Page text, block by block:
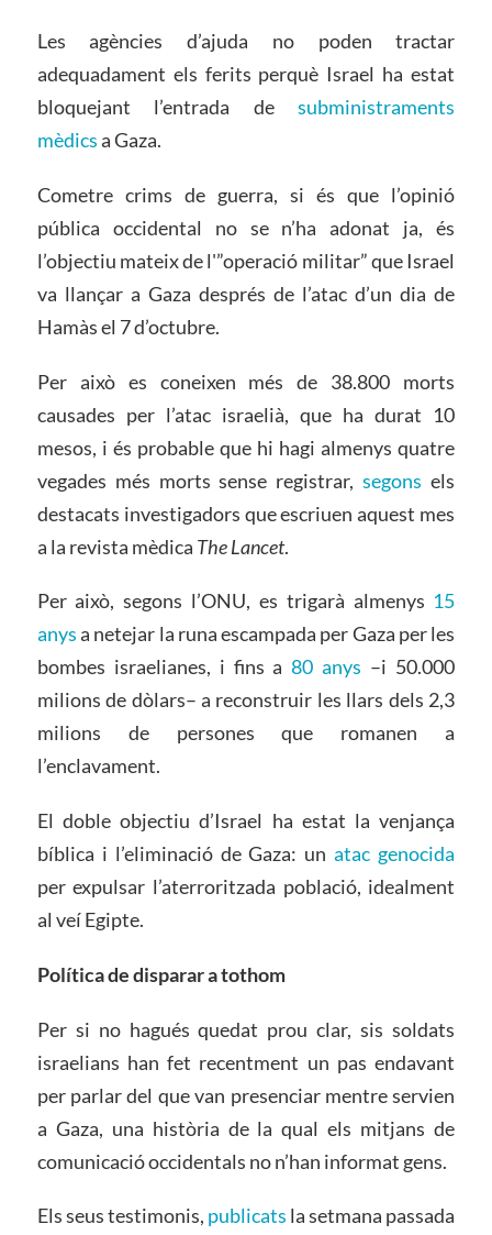
Les agències d’ajuda no poden tractar
adequadament els ferits perquè Israel ha estat
bloquejant l’entrada desubministraments
mèdicsa Gaza.
Cometre crims de guerra, si és que l’opinió
pública occidental no se n’ha adonat ja, és
l’objectiu mateix de l'”operació militar” que Israel
va llançar a Gaza després de l’atac d’un dia de
Hamàs el 7 d’octubre.
Per això es coneixen més de 38.800 morts
causades per l’atac israelià, que ha durat 10
mesos, i és probable que hi hagi almenys quatre
vegades més morts sense registrar,segons els
destacats investigadors que escriuen aquest mes
a la revista mèdica The Lancet.
Per això, segons l’ONU, es trigarà almenys 15
anysa netejar la runa escampada per Gaza per les
bombes israelianes, i fins a80 anys –i 50.000
milions de dòlars– a reconstruir les llars dels 2,3
milions de persones que romanen a
l’enclavament.
El doble objectiu d’Israel ha estat la venjança
bíblica i l’eliminació de Gaza: unatac genocida
per expulsar l’aterroritzada població, idealment
al veí Egipte.
Política de disparar a tothom
Per si no hagués quedat prou clar, sis soldats
israelians han fet recentment un pas endavant
per parlar del que van presenciar mentre servien
a Gaza, una història de la qual els mitjans de
comunicació occidentals no n’han informat gens.
Els seus testimonis, publicats la setmana passada